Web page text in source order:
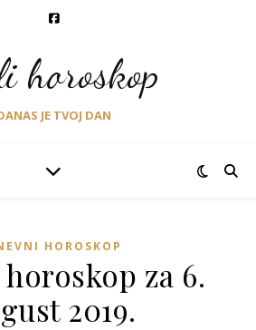
horoskop
JE TVOJ DAN
HOROSKOP
za 6.
2019.